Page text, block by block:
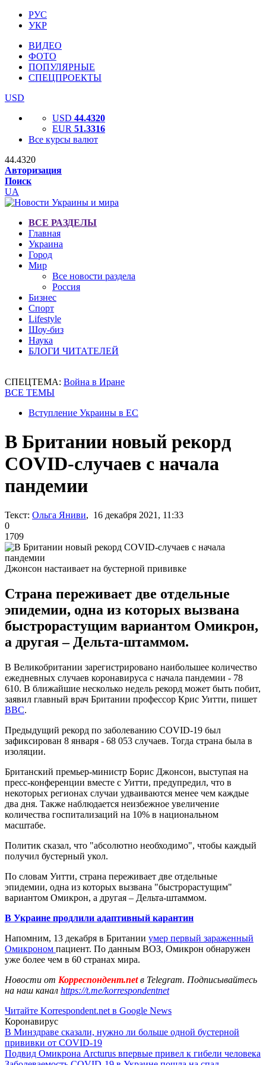
РУС
УКР
ВИДЕО
ФОТО
ПОПУЛЯРНЫЕ
СПЕЦПРОЕКТЫ
USD
USD 44.4320
EUR 51.3316
Все курсы валют
44.4320
Авторизация
Поиск
UA
ВСЕ РАЗДЕЛЫ
Главная
Украина
Город
Мир
Все новости раздела
Россия
Бизнес
Спорт
Lifestyle
Шоу-биз
Наука
БЛОГИ ЧИТАТЕЛЕЙ
СПЕЦТЕМА: Война в Иране
ВСЕ ТЕМЫ
Вступление Украины в ЕС
В Британии новый рекорд
COVID-случаев с начала
пандемии
Текст: Ольга Яниви, 16 декабря 2021, 11:33
0
1709
Джонсон настаивает на бустерной прививке
Страна переживает две отдельные
эпидемии, одна из которых вызвана
быстрорастущим вариантом Омикрон,
а другая – Дельта-штаммом.
В Великобритании зарегистрировано наибольшее количество
ежедневных случаев коронавируса с начала пандемии - 78
610. В ближайшие несколько недель рекорд может быть побит,
заявил главный врач Британии профессор Крис Уитти, пишет
BBC.
Предыдущий рекорд по заболеванию COVID-19 был
зафиксирован 8 января - 68 053 случаев. Тогда страна была в
изоляции.
Британский премьер-министр Борис Джонсон, выступая на
пресс-конференции вместе с Уитти, предупредил, что в
некоторых регионах случаи удваиваются менее чем каждые
два дня. Также наблюдается неизбежное увеличение
количества госпитализаций на 10% в национальном
масштабе.
Политик сказал, что "абсолютно необходимо", чтобы каждый
получил бустерный укол.
По словам Уитти, страна переживает две отдельные
эпидемии, одна из которых вызвана "быстрорастущим"
вариантом Омикрон, а другая – Дельта-штаммом.
В Украине продлили адаптивный карантин
Напомним, 13 декабря в Британии умер первый зараженный
Омикроном пациент. По данным ВОЗ, Омикрон обнаружен
уже более чем в 60 странах мира.
Новости от Корреспондент.netв Telegram. Подписывайтесь
на наш канал https://t.me/korrespondentnet
Читайте Korrespondent.net в Google News
Коронавирус
В Минздраве сказали, нужно ли больше одной бустерной
прививки от COVID-19
Подвид Омикрона Arcturus впервые привел к гибели человека